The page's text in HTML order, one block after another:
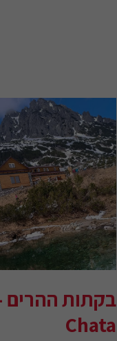
בקתות ההרים
Chata